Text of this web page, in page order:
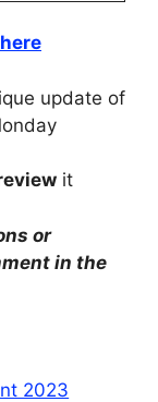
update of
it
or
in the
2023